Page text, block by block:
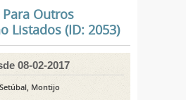
Outros
Listados (ID: 2053)
08-02-2017
Setúbal, Montijo